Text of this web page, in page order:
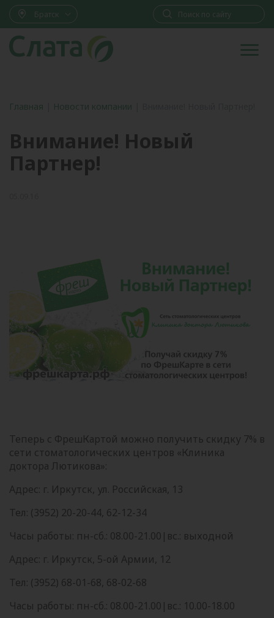
Братск
Главная Новости компании
Внимание! Новый
Партнер!
Теперь с ФрешКартой можно получить скидку 7% в
сети стоматологических центров «Клиника
доктора Лютикова»:
Адрес: г. Иркутск, ул. Российская, 13
Тел: (3952) 20-20-44, 62-12-34
Часы работы: пн-сб.: 08.00-21.00|вс.: выходной
Адрес: г. Иркутск, 5-ой Армии, 12
Тел: (3952) 68-01-68, 68-02-68
Часы работы: пн-сб.: 08.00-21.00|вс.: 10.00-18.00